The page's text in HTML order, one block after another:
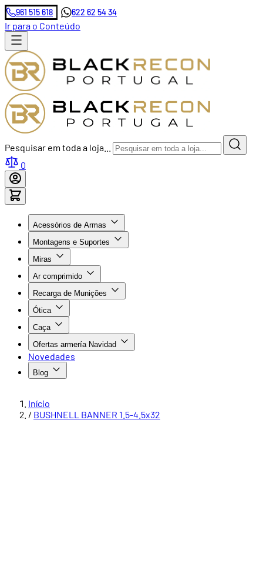
961 515 618 622 62 54 34
Ir para o Conteúdo
Pesquisar em toda a loja...
0
Acessórios de Armas
Montagens e Suportes
Miras
Ar comprimido
Recarga de Munições
Ótica
Caça
Ofertas armería Navidad
Novedades
Blog
Início
/ BUSHNELL BANNER 1.5-4.5x32